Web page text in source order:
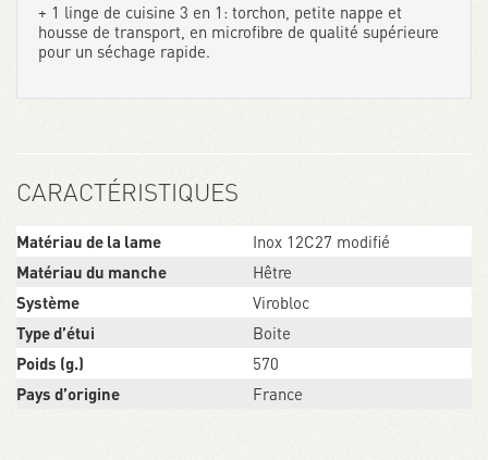
+ 1 linge de cuisine 3 en 1: torchon, petite nappe et
housse de transport, en microfibre de qualité supérieure
pour un séchage rapide.
CARACTÉRISTIQUES
Matériau de la lame
Inox 12C27 modifié
Matériau du manche
Hêtre
Système
Virobloc
Type d’étui
Boite
Poids (g.)
570
Pays d’origine
France